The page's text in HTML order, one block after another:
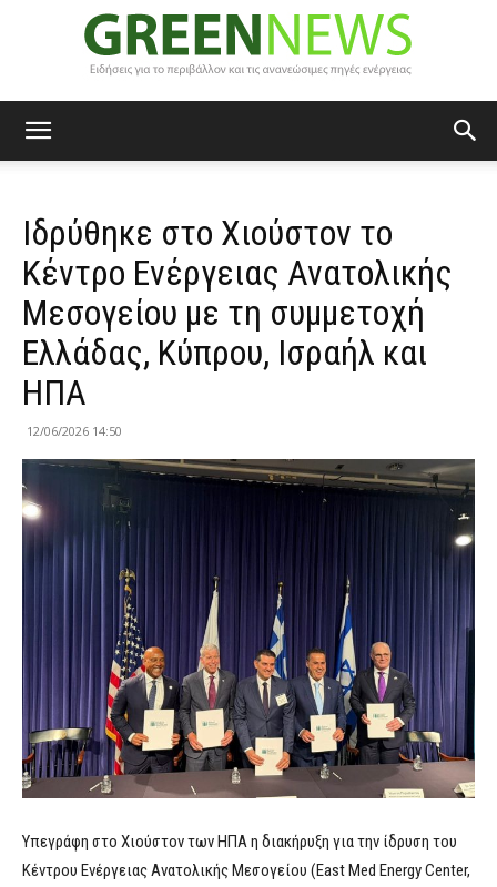
News
Ιδρύθηκε στο Χιούστον το
Κέντρο Ενέργειας Ανατολικής
Μεσογείου με τη συμμετοχή
Ελλάδας, Κύπρου, Ισραήλ και
ΗΠΑ
12/06/2026 14:50
Υπεγράφη στο Χιούστον των ΗΠΑ η διακήρυξη για την ίδρυση του
Κέντρου Ενέργειας Ανατολικής Μεσογείου (East Med Energy Center,